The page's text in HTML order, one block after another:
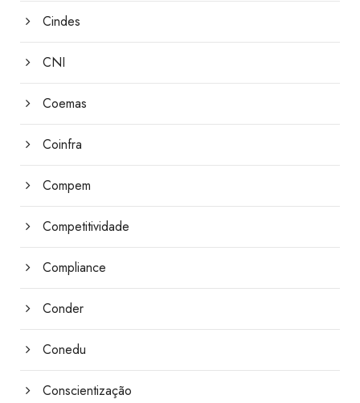
Cindes
CNI
Coemas
Coinfra
Compem
Competitividade
Compliance
Conder
Conedu
Conscientização